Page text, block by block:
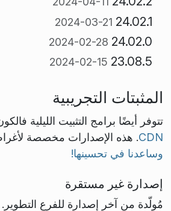
24.02.1
2024-03-21
24.02.0
2024-02-28
23.08.5
2024-02-15
المثبتات التجريبية
تتوفر أيضًا برامج التثبيت الليلية
CDN. هذه الإصدارات مخصصة
وساعدنا في تحسينها!
إصدارة غير مستقرة
مُولّدة من آخر إصدارة للفرع التطوير.